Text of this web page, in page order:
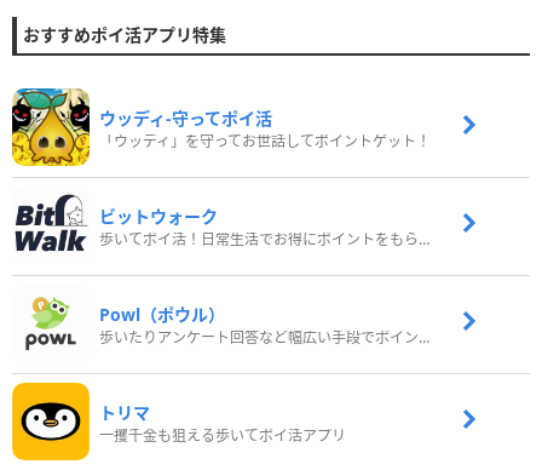
おすすめポイ活アプリ特集
ウッディ‐守ってポイ活
「ウッディ」を守ってお世話してポイントゲット！
ビットウォーク
歩いてポイ活！日常生活でお得にポイントをもらおう
Powl（ポウル）
歩いたりアンケート回答など幅広い手段でポイントをゲット
トリマ
一攫千金も狙える歩いてポイ活アプリ